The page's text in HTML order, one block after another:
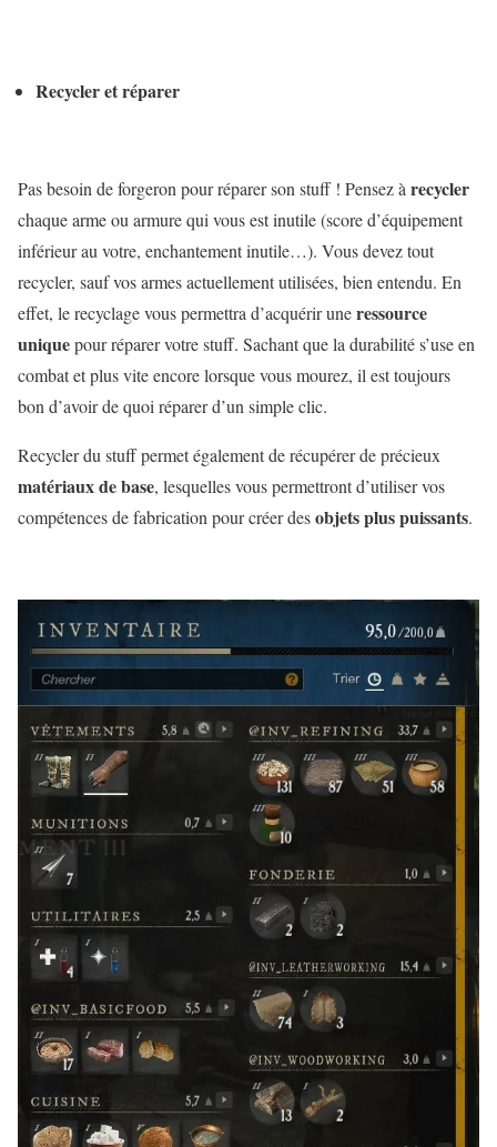
Recycler et réparer
Pas besoin de forgeron pour réparer son stuff ! Pensez à recycler
chaque arme ou armure qui vous est inutile (score d’équipement
inférieur au votre, enchantement inutile…). Vous devez tout
recycler, sauf vos armes actuellement utilisées, bien entendu. En
effet, le recyclage vous permettra d’acquérir uneressource
uniquepour réparer votre stuff. Sachant que la durabilité s’use en
combat et plus vite encore lorsque vous mourez, il est toujours
bon d’avoir de quoi réparer d’un simple clic.
Recycler du stuff permet également de récupérer de précieux
matériaux de base, lesquelles vous permettront d’utiliser vos
compétences de fabrication pour créer desobjets plus puissants.